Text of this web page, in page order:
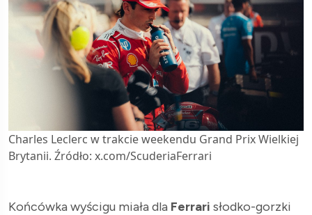
Charles Leclerc w trakcie weekendu Grand Prix Wielkiej
Brytanii. Źródło: x.com/ScuderiaFerrari
Końcówka wyścigu miała dla Ferrari słodko-gorzki